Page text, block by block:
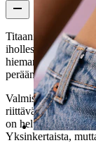
Titaaninen
ihollesi sileän,
hieman
perään, mutta saa
Valmistettu ASTM
riittävän vahva
on helposti
Yksinkertaista,